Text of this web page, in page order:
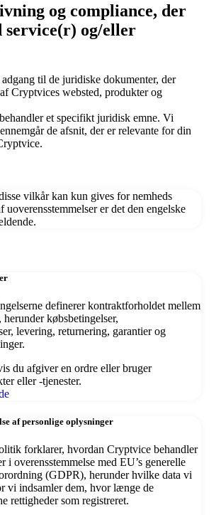
og compliance, der
service(r) og/eller
til de juridiske dokumenter, der
Cryptvices websted, produkter og
et specifikt juridisk emne. Vi
de afsnit, der er relevante for din
vilkår kan kun gives for nemheds
er det den engelske
definerer kontraktforholdet mellem
købsbetingelser,
levering, returnering, garantier og
du afgiver en ordre eller bruger
eller -tjenester.
af personlige oplysninger
forklarer, hvordan Cryptvice behandler
i overensstemmelse med EU’s generelle
(GDPR), herunder hvilke data vi
vi indsamler dem, hvor længe de
rettigheder som registreret.